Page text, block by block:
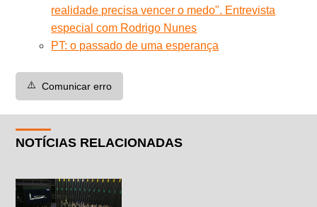
realidade precisa vencer o medo". Entrevista
especial com Rodrigo Nunes
PT: o passado de uma esperança
⚠️ Comunicar erro
NOTÍCIAS RELACIONADAS